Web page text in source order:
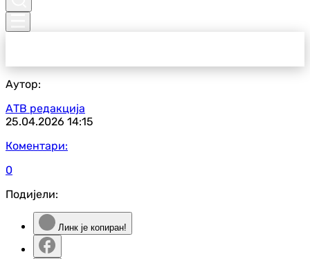
Аутор:
АТВ редакција
25.04.2026 14:15
Коментари:
0
Подијели:
Линк је копиран!